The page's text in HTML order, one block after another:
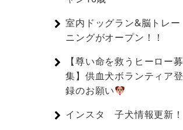
室内ドッグラン&脳トレー
ニングがオープン！！
【尊い命を救うヒーロー募
集】供血犬ボランティア登
録のお願い
インスタ 子犬情報更新！